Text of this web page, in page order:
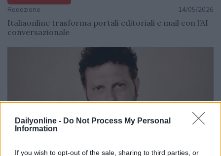
Dailyonline - Do Not Process My Personal
Information
If you wish to opt-out of the sale, sharing to third parties, or
Redazione 14/05/2026
Italiaonline trasforma portali editoriali e mail con l’AI
conversazionale